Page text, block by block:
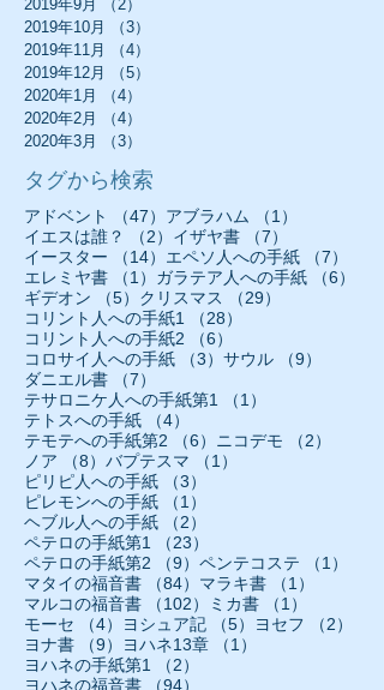
2019年9月 （2）
2019年10月
（3）
2019年11月
（4）
2019年12月
（5）
2020年1月
（4）
2020年2月
（4）
2020年3月
（3）
タグから検索
アドベント （47） 47件の記事
アブラハム （1）
イエスは誰？
（2） 2件の記事
イザヤ書 （7）
イースター
（14） 14件の記事
エペソ人への手紙 （7）
エレミヤ書
（1） 1件の記事
ガラテア人への手紙 （6）
ギデオン
（5） 5件の記事
クリスマス （29）
コリント人への手紙1
（28）
コリント人への手紙2
（6）
コロサイ人への手紙
（3） 3件の記事
サウル （9）
ダニエル書
（7）
テサロニケ人への手紙第1
（1）
テトスへの手紙
（4）
テモテへの手紙第2
（6） 6件の記事
ニコデモ （2）
ノア
（8） 8件の記事
バプテスマ （1）
ピリピ人への手紙
（3）
ピレモンへの手紙
（1）
ヘブル人への手紙
（2）
ペテロの手紙第1
（23）
ペテロの手紙第2
（9） 9件の記事
ペンテコステ （1）
マタイの福音書
（84） 84件の記事
マラキ書 （1）
マルコの福音書
（102） 102件の記事
ミカ書 （1）
モーセ
（4） 4件の記事
ヨシュア記 （5） 5件の記事
ヨセフ （2）
ヨナ書
（9） 9件の記事
ヨハネ13章 （1）
ヨハネの手紙第1
（2）
ヨハネの福音書
（94）